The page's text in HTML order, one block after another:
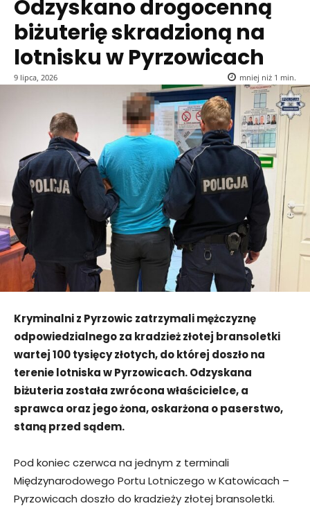
Odzyskano drogocenną
biżuterię skradzioną na
lotnisku w Pyrzowicach
9 lipca, 2026 mniej niż 1 min.
Kryminalni z Pyrzowic zatrzymali mężczyznę
odpowiedzialnego za kradzież złotej bransoletki
wartej 100 tysięcy złotych, do której doszło na
terenie lotniska w Pyrzowicach. Odzyskana
biżuteria została zwrócona właścicielce, a
sprawca oraz jego żona, oskarżona o paserstwo,
staną przed sądem.
Pod koniec czerwca na jednym z terminali
Międzynarodowego Portu Lotniczego w Katowicach –
Pyrzowicach doszło do kradzieży złotej bransoletki.